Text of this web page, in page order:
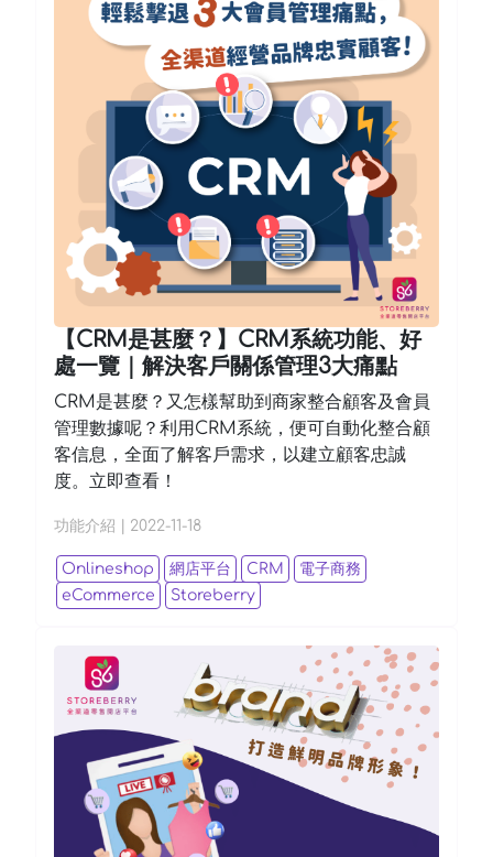
【CRM是甚麼？】CRM系統功能、好
處一覽｜解決客戶關係管理3大痛點
CRM是甚麼？又怎樣幫助到商家整合顧客及會員
管理數據呢？利用CRM系統，便可自動化整合顧
客信息，全面了解客戶需求，以建立顧客忠誠
度。立即查看！
功能介紹 2022-11-18
Onlineshop 網店平台 CRM
電子商務
eCommerce
Storeberry